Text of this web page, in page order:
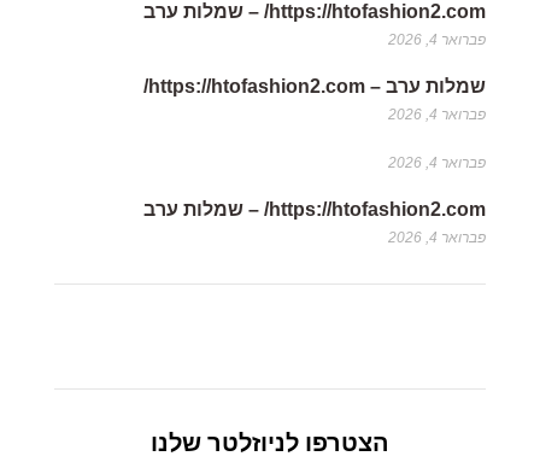
https://htofashion2.com/ – שמלות ערב
פברואר 4, 2026
שמלות ערב – https://htofashion2.com/
פברואר 4, 2026
פברואר 4, 2026
https://htofashion2.com/ – שמלות ערב
פברואר 4, 2026
הצטרפו לניוזלטר שלנו